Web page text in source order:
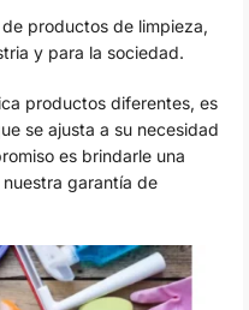
productos de limpieza,
y para la sociedad.
productos diferentes, es
se ajusta a su necesidad
es brindarle una
garantía de